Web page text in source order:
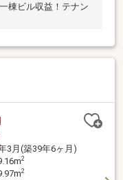
棟ビル収益！テナン
3月(築39年6ヶ月)
2
2